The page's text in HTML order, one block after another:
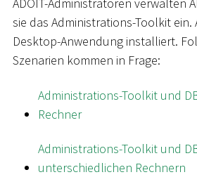
ADOIT-Administratoren verwalten
sie das Administrations-Toolkit ein.
Desktop-Anwendung installiert.
Szenarien kommen in Frage:
Administrations-Toolkit und
Rechner
Administrations-Toolkit und
unterschiedlichen Rechnern